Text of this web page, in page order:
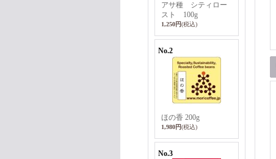
アサ種 シティロー
スト 100g
1,250円(税込)
No.2
ほの香 200g
1,980円(税込)
No.3